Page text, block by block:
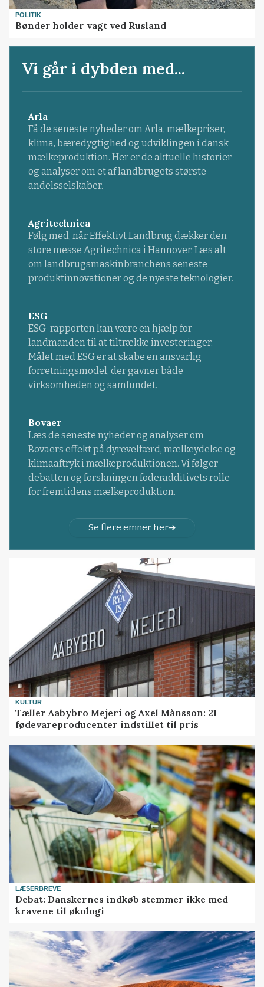
POLITIK
Bønder holder vagt ved Rusland
Vi går i dybden med...
Arla
Få de seneste nyheder om Arla, mælkepriser,
klima, bæredygtighed og udviklingen i dansk
mælkeproduktion. Her er de aktuelle historier
og analyser om et af landbrugets største
andelsselskaber.
Agritechnica
Følg med, når Effektivt Landbrug dækker den
store messe Agritechnica i Hannover. Læs alt
om landbrugsmaskinbranchens seneste
produktinnovationer og de nyeste teknologier.
ESG
ESG-rapporten kan være en hjælp for
landmanden til at tiltrække investeringer.
Målet med ESG er at skabe en ansvarlig
forretningsmodel, der gavner både
virksomheden og samfundet.
Bovaer
Læs de seneste nyheder og analyser om
Bovaers effekt på dyrevelfærd, mælkeydelse og
klimaaftryk i mælkeproduktionen. Vi følger
debatten og forskningen foderadditivets rolle
for fremtidens mælkeproduktion.
Se flere emner her
KULTUR
Tæller Aabybro Mejeri og Axel Månsson: 21
fødevareproducenter indstillet til pris
LÆSERBREVE
Debat: Danskernes indkøb stemmer ikke med
kravene til økologi